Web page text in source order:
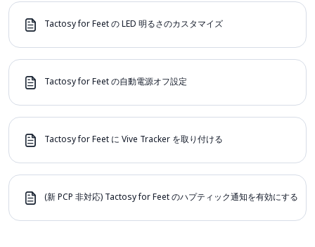
Tactosy for Feet の LED 明るさのカスタマイズ
Tactosy for Feet の自動電源オフ設定
Tactosy for Feet に Vive Tracker を取り付ける
(新 PCP 非対応) Tactosy for Feet のハプティック通知を有効にする